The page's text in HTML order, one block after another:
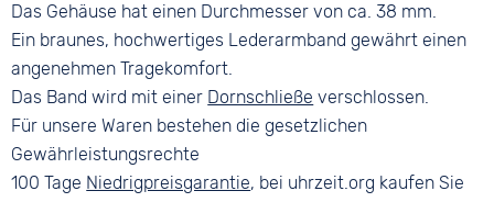
Das Gehäuse hat einen Durchmesser von ca. 38 mm.
Ein braunes, hochwertiges Lederarmband gewährt einen
angenehmen Tragekomfort.
Das Band wird mit einer Dornschließe verschlossen.
Für unsere Waren bestehen die gesetzlichen
Gewährleistungsrechte
100 Tage Niedrigpreisgarantie, bei uhrzeit.org kaufen Sie